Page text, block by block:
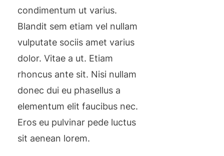
condimentum ut varius.
Blandit sem etiam vel nullam
vulputate sociis amet varius
dolor. Vitae a ut. Etiam
rhoncus ante sit. Nisi nullam
donec dui eu phasellus a
elementum elit faucibus nec.
Eros eu pulvinar pede luctus
sit aenean lorem.